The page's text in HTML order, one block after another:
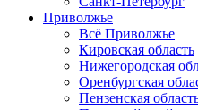
Приволжье
Всё Приволжье
Кировская область
Нижегородская
Оренбургская
Пензенская